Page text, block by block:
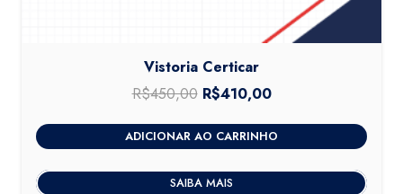
Vistoria Certicar
R$450,00 O
preço
original
era:
R$410,00O
preço
atual
é:
ADICIONAR AO CARRINHO
SAIBA MAIS